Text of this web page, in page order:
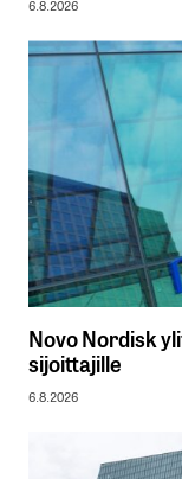
6.8.2026
Novo Nordisk
sijoittajille
6.8.2026